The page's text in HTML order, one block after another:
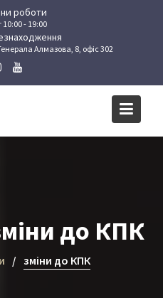
роботи
- 19:00
Алмазова, 8, офіс 302
до КПК
зміни до КПК